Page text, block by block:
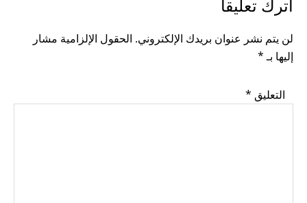
READER
INTERACTIONS
اترك تعليقاً
لن يتم نشر عنوان بريدك الإلكتروني. الحقول الإلزامية مشار
إليها بـ*
التعليق *